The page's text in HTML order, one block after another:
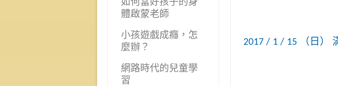
2017 / 1 / 15 （日）
體啟蒙老師
小孩遊戲成癮，怎
麼辦？
網路時代的兒童學
習